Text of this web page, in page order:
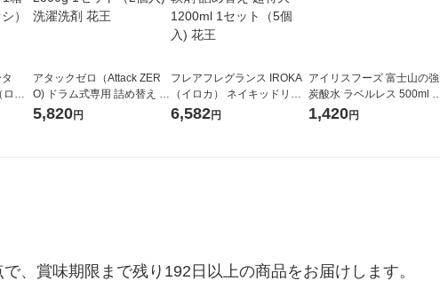
ハ
レ
アタックゼロ（Attack ZER
O) ドラム式専用 詰め替え メ
ガジャンボ 2300g 1セット
（2個入) 洗濯洗剤 花王
5,820円
フレアフレグランス IROKA
（イロカ） ネイキッドリリ
ーの香り 柔軟剤 詰め替え 超
特大 1200ml 1セット（5個
6,582円
アイリスフーズ 富士山の強
炭酸水 ラベルレス 500ml 1
箱（24本入）
1,420円
、賞味期限まで残り192日以上の商品をお届けします。